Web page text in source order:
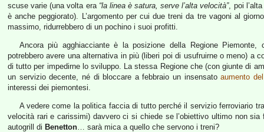
scuse varie (una volta era “la linea è satura, serve l’alta velocità”, poi
è anche peggiorato). L’argomento per cui due treni da tre vagoni al
massimo, ridurrebbero di un pochino i suoi profitti.
Ancora più agghiacciante è la posizione della Regione
potrebbero avere una alternativa in più (liberi poi di usufruirne o meno) a
di tutto per impedirne lo sviluppo. La stessa Regione che (con giunte di
un servizio decente, né di bloccare a febbraio un insensatoaumento
interessi dei piemontesi.
A vedere come la politica faccia di tutto perché il servizio ferroviario
velocità rari e carissimi) davvero ci si chiede se l’obiettivo ultimo non sia
autogrill di Benetton… sarà mica a quello che servono i treni?